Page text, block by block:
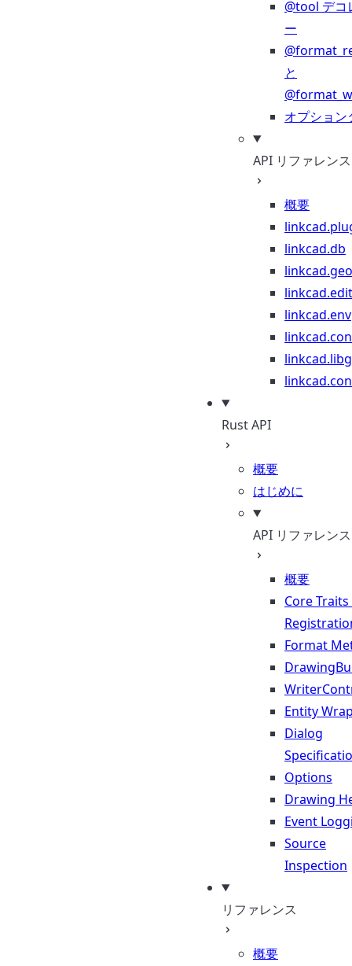
@tool デコ
ー
と
オプション
API リファレンス
概要
linkcad.db
linkcad.edit
linkcad.env
Rust API
概要
はじめに
API リファレンス
概要
Core
Format
Entity
Dialog
Options
Drawing
Event
Source
Inspection
リファレンス
概要